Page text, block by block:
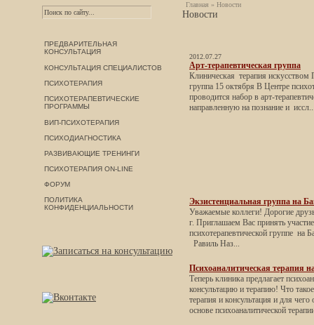
ПРЕДВАРИТЕЛЬНАЯ
КОНСУЛЬТАЦИЯ
КОНСУЛЬТАЦИЯ СПЕЦИАЛИСТОВ
ПСИХОТЕРАПИЯ
ПСИХОТЕРАПЕВТИЧЕСКИЕ
ПРОГРАММЫ
ВИП-ПСИХОТЕРАПИЯ
ПСИХОДИАГНОСТИКА
РАЗВИВАЮЩИЕ ТРЕНИНГИ
ПСИХОТЕРАПИЯ ON-LINE
ФОРУМ
ПОЛИТИКА
КОНФИДЕНЦИАЛЬНОСТИ
Главная » Новости
Новости
2012.07.27
Арт-терапевтическая группа
Клиническая терапия искусством
группа 15 октября В Центре
проводится набор в арт-
направленную на познание и
Экзистенциальная группа на
Уважаемые коллеги! Дорогие
г. Приглашаем Вас принять
психотерапевтической группе на
Равиль Наз...
Психоаналитическая терапия
Теперь клиника предлагает
консультацию и терапию! Что
терапия и консультация и для чего
основе психоаналитической